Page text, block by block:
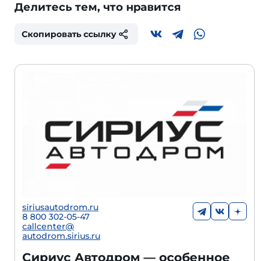
Делитесь тем, что нравится
Скопировать ссылку
siriusautodrom.ru
8 800 302-05-47
callcenter@
autodrom.sirius.ru
Сириус Автодром — особенное